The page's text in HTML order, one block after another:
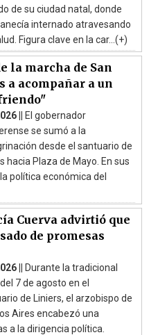
de su ciudad natal, donde
internado atravesando
Figura clave en la car...(+)
la marcha de San
a acompañar a un
|| El gobernador
se sumó a la
desde el santuario de
hacia Plaza de Mayo. En sus
política económica del
Cuerva advirtió que
de promesas
|| Durante la tradicional
7 de agosto en el
de Liniers, el arzobispo de
Aires encabezó una
a la dirigencia política.